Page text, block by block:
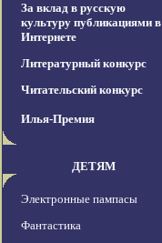
За вклад в русскую
культуру публикациями в
Интернете
Литературный конкурс
Читательский конкурс
Илья-Премия
ДЕТЯМ
Электронные пампасы
Фантастика